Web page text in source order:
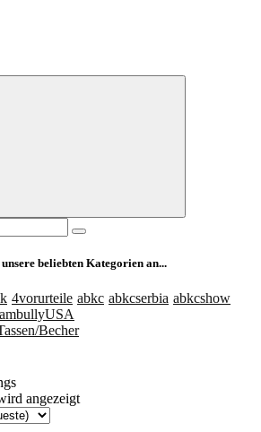
unsere beliebten Kategorien an...
4vorurteile abkc abkcserbia abkcshow
ambullyUSA
Becher
angezeigt